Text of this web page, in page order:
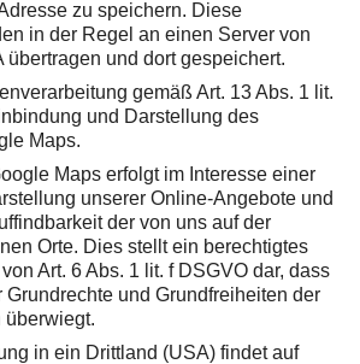
zu speichern. Diese
in der Regel an einen Server von
übertragen und dort gespeichert.
gemäß Art. 13 Abs. 1 lit.
und Darstellung des
Maps.
Maps erfolgt im Interesse einer
unserer Online-Angebote und
der von uns auf der
Orte. Dies stellt ein berechtigtes
Art. 6 Abs. 1 lit. f DSGVO dar, dass
Grundrechte und Grundfreiheiten der
überwiegt.
in ein Drittland (USA) findet auf